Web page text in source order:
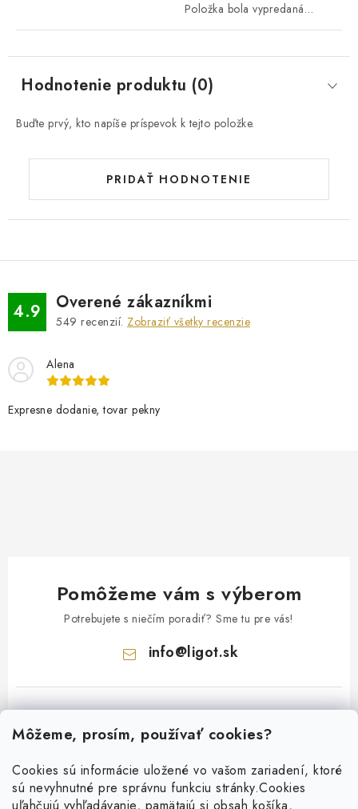
Môžeme, prosím, používať cookies?
Cookies sú informácie uložené vo vašom zariadení, ktoré
sú nevyhnutné pre správnu funkciu stránky.Cookies
Položka bola vypredaná…
Hodnotenie produktu (0)
Buďte prvý, kto napíše príspevok k tejto položke.
PRIDAŤ HODNOTENIE
4.9 Overené zákazníkmi
549 recenzií. Zobraziť všetky recenzie
Alena
Expresne dodanie, tovar pekny
Pomôžeme vám s výberom
Potrebujete s niečím poradiť? Sme tu pre vás!
info@ligot.sk